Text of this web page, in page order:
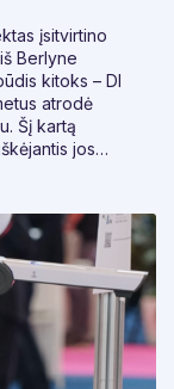
įsitvirtino
Berlyne
kitoks – DI
atrodė
jos